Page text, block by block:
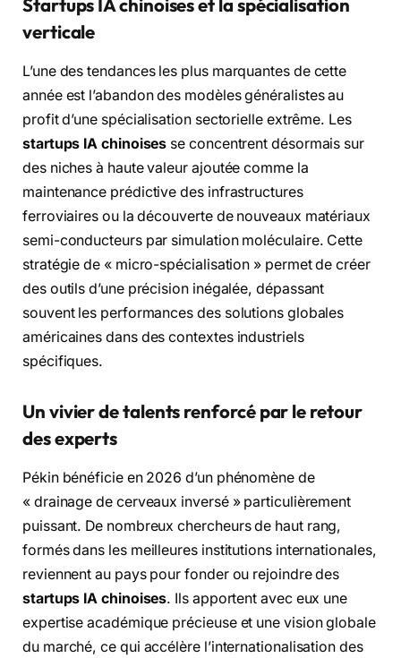
Startups IA chinoises et la spécialisation
verticale
L’une des tendances les plus marquantes de cette
année est l’abandon des modèles généralistes au
profit d’une spécialisation sectorielle extrême. Les
startups IA chinoises se concentrent désormais sur
des niches à haute valeur ajoutée comme la
maintenance prédictive des infrastructures
ferroviaires ou la découverte de nouveaux matériaux
semi-conducteurs par simulation moléculaire. Cette
stratégie de « micro-spécialisation » permet de créer
des outils d’une précision inégalée, dépassant
souvent les performances des solutions globales
américaines dans des contextes industriels
spécifiques.
Un vivier de talents renforcé par le retour
des experts
Pékin bénéficie en 2026 d’un phénomène de
« drainage de cerveaux inversé » particulièrement
puissant. De nombreux chercheurs de haut rang,
formés dans les meilleures institutions internationales,
reviennent au pays pour fonder ou rejoindre des
startups IA chinoises. Ils apportent avec eux une
expertise académique précieuse et une vision globale
du marché, ce qui accélère l’internationalisation des